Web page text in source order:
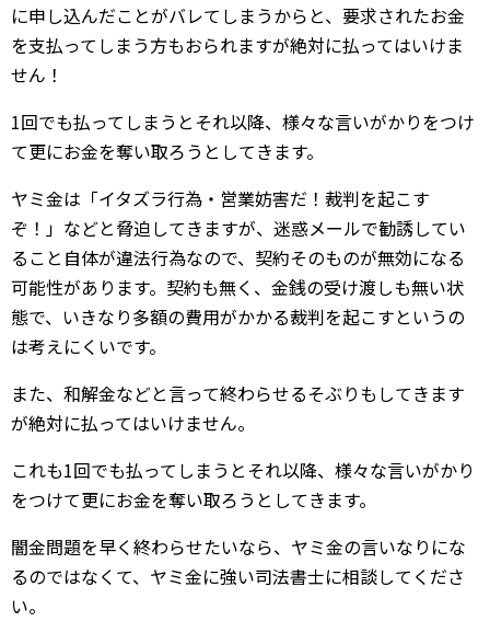
に申し込んだことがバレてしまうからと、要求されたお金
を支払ってしまう方もおられますが絶対に払ってはいけま
せん！
1回でも払ってしまうとそれ以降、様々な言いがかりをつけ
て更にお金を奪い取ろうとしてきます。
ヤミ金は「イタズラ行為・営業妨害だ！裁判を起こす
ぞ！」などと脅迫してきますが、迷惑メールで勧誘してい
ること自体が違法行為なので、契約そのものが無効になる
可能性があります。契約も無く、金銭の受け渡しも無い状
態で、いきなり多額の費用がかかる裁判を起こすというの
は考えにくいです。
また、和解金などと言って終わらせるそぶりもしてきます
が絶対に払ってはいけません。
これも1回でも払ってしまうとそれ以降、様々な言いがかり
をつけて更にお金を奪い取ろうとしてきます。
闇金問題を早く終わらせたいなら、ヤミ金の言いなりにな
るのではなくて、ヤミ金に強い司法書士に相談してくださ
い。